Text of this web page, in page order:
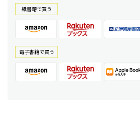
紙書籍で買う
電⼦書籍で買う